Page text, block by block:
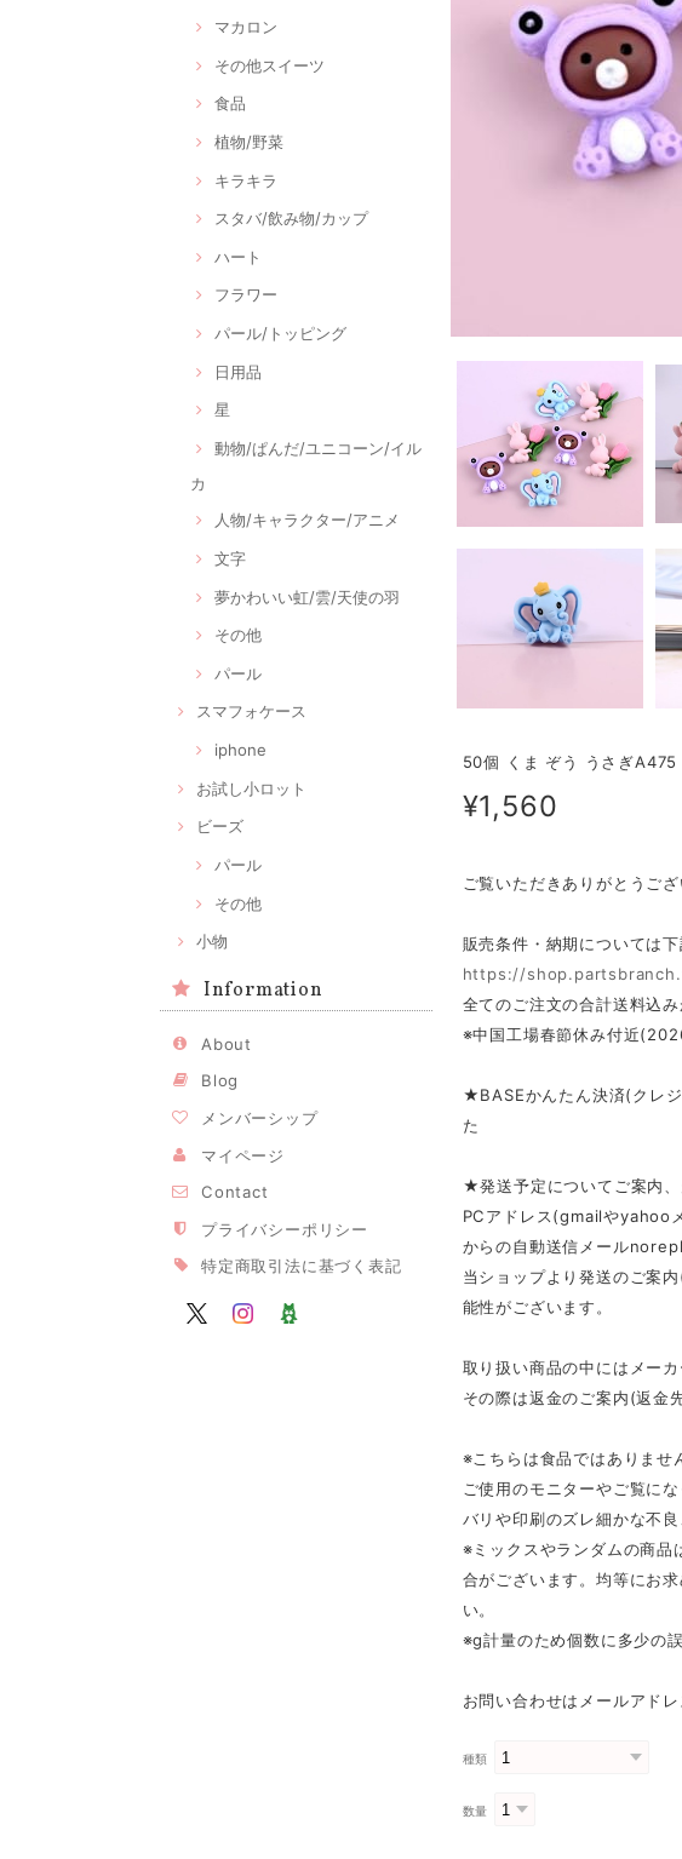
マカロン
その他スイーツ
食品
植物/野菜
キラキラ
スタバ/飲み物/カップ
ハート
フラワー
パール/トッピング
日用品
星
動物/ぱんだ/ユニコーン/イル
カ
人物/キャラクター/アニメ
文字
夢かわいい虹/雲/天使の羽
その他
パール
スマフォケース
iphone
お試し小ロット
ビーズ
パール
その他
小物
Information
About
Blog
メンバーシップ
マイページ
Contact
プライバシーポリシー
特定商取引法に基づく表記
50個 くま ぞう うさぎA475
¥1,560
ご覧いただきありがとうご
販売条件・納期については
https://
全てのご注文の合計送料込
※中国工場春節休み付近
★BASEかんたん決済(クレ
た
★発送予定についてご案内
PCアドレス(gmailやyahoo
からの自動送信メール
当ショップより発送のご案
能性がございます。
取り扱い商品の中にはメー
その際は返金のご案内(返金
※こちらは食品ではありませ
ご使用のモニターやご覧に
バリや印刷のズレ細かな不
※ミックスやランダムの商品
合がございます。均等にお
い。
※g計量のため個数に多少の
お問い合わせはメールアド
種類
数量